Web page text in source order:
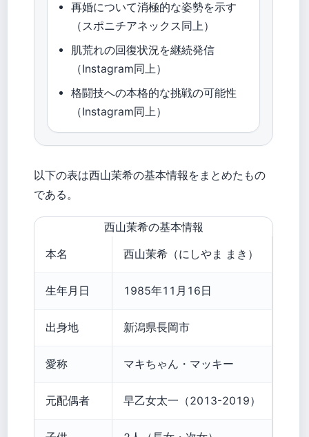
再婚について消極的な姿勢を示す
（スポニチアネックス同上）
肌荒れの回復状況を継続発信
（Instagram同上）
格闘技への本格的な挑戦の可能性
（Instagram同上）
以下の表は西山茉希の基本情報をまとめたもの
である。
西山茉希の基本情報
本名 西山茉希（にしやま まき）
生年月日 1985年11月16日
出身地 新潟県長岡市
愛称 マキちゃん・マッキー
元配偶者 早乙女太一（2013-2019）